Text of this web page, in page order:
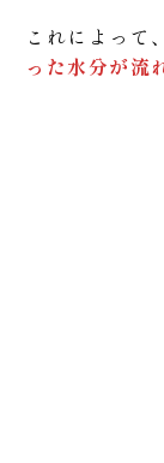
これによって、
った水分が流